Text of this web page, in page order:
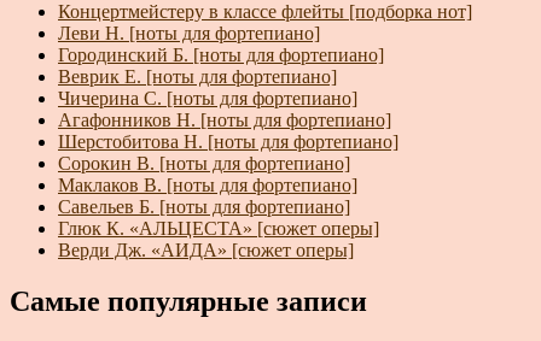
Концертмейстеру в классе флейты [подборка нот]
Леви Н. [ноты для фортепиано]
Городинский Б. [ноты для фортепиано]
Веврик Е. [ноты для фортепиано]
Чичерина С. [ноты для фортепиано]
Агафонников Н. [ноты для фортепиано]
Шерстобитова Н. [ноты для фортепиано]
Сорокин В. [ноты для фортепиано]
Маклаков В. [ноты для фортепиано]
Савельев Б. [ноты для фортепиано]
Глюк К. «АЛЬЦЕСТА» [сюжет оперы]
Верди Дж. «АИДА» [сюжет оперы]
Самые популярные записи